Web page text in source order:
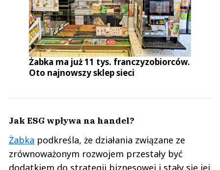
Żabka ma już 11 tys. franczyzobiorców.
Oto najnowszy sklep sieci
Jak ESG wpływa na handel?
Żabka podkreśla, że działania związane ze
zrównoważonym rozwojem przestały być